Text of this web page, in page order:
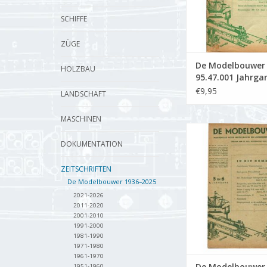
SCHIFFE
ZÜGE
HOLZBAU
LANDSCHAFT
MASCHINEN
DOKUMENTATION
ZEITSCHRIFTEN
De Modelbouwer 1936–2025
2021-2026
2011-2020
2001-2010
1991-2000
1981-1990
1971-1980
1961-1970
De Modelbouwer
95.47.001
Modelbouwer"
€9,95
De Modelbouwer
Jahrgang "Der
Ausgabe : 47.005
ZUM WARENKORB